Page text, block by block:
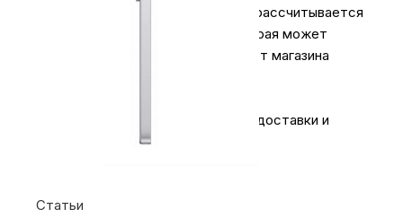
При оформлении заказа на сайте рассчитывается
примерная сумма доставки, которая может
измениться в силу не зависящих от магазина
Более подробная информация по доставки и
странице
Статьи